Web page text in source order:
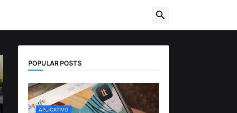
POPULAR POSTS
APLICATIVO